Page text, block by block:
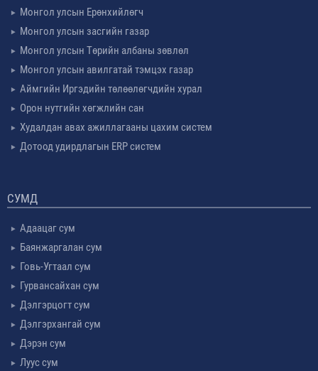
Монгол улсын Ерөнхийлөгч
Монгол улсын засгийн газар
Монгол улсын Төрийн албаны зөвлөл
Монгол улсын авилгатай тэмцэх газар
Аймгийн Иргэдийн төлөөлөгчдийн хурал
Орон нутгийн хөгжлийн сан
Худалдан авах ажиллагааны цахим систем
Дотоод удирдлагын ERP систем
СУМД
Адаацаг сум
Баянжаргалан сум
Говь-Угтаал сум
Гурвансайхан сум
Дэлгэрцогт сум
Дэлгэрхангай сум
Дэрэн сум
Луус сум